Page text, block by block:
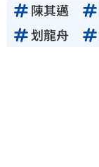
陳其邁
划龍舟